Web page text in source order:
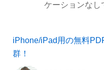
ケーションなし
iPhone/iPad用の無料
群！